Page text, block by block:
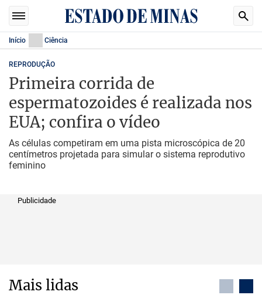
Início Ciência
REPRODUÇÃO
Primeira corrida de
espermatozoides é realizada nos
EUA; confira o vídeo
As células competiram em uma pista microscópica de 20
centímetros projetada para simular o sistema reprodutivo
feminino
Publicidade
Mais lidas